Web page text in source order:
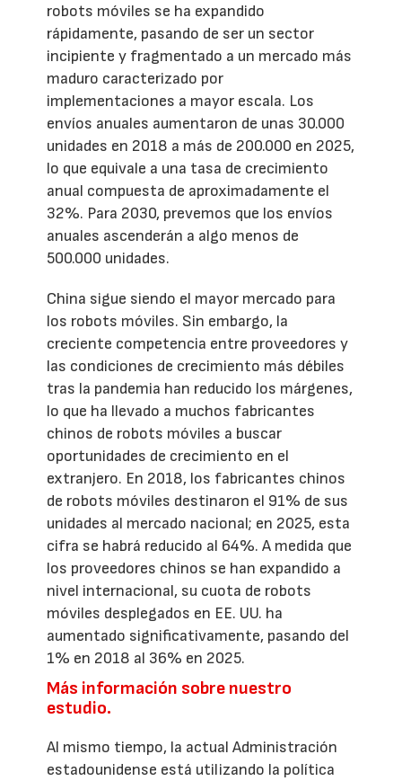
robots móviles se ha expandido
rápidamente, pasando de ser un sector
incipiente y fragmentado a un mercado más
maduro caracterizado por
implementaciones a mayor escala. Los
envíos anuales aumentaron de unas 30.000
unidades en 2018 a más de 200.000 en 2025,
lo que equivale a una tasa de crecimiento
anual compuesta de aproximadamente el
32%. Para 2030, prevemos que los envíos
anuales ascenderán a algo menos de
500.000 unidades.
China sigue siendo el mayor mercado para
los robots móviles. Sin embargo, la
creciente competencia entre proveedores y
las condiciones de crecimiento más débiles
tras la pandemia han reducido los márgenes,
lo que ha llevado a muchos fabricantes
chinos de robots móviles a buscar
oportunidades de crecimiento en el
extranjero. En 2018, los fabricantes chinos
de robots móviles destinaron el 91% de sus
unidades al mercado nacional; en 2025, esta
cifra se habrá reducido al 64%. A medida que
los proveedores chinos se han expandido a
nivel internacional, su cuota de robots
móviles desplegados en EE. UU. ha
aumentado significativamente, pasando del
1% en 2018 al 36% en 2025.
Más información sobre nuestro
estudio.
Al mismo tiempo, la actual Administración
estadounidense está utilizando la política